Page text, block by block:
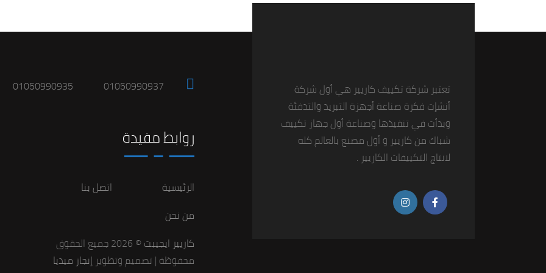
تعتبر شركة تكييف كاريير هي أول شركة
أنشإت فكرة صناعة أجهزة التبريد والتدفئة
وبدأت في تنفيذها وصناعة أول جهاز تكييف
شباك من كاريير و أول مصنع بالعالم كله
لانتاج التكييفات الكاريير .
01050990937
01050990935
روابط مفيدة
اتصل بنا
الرئيسية
من نحن
كاريير ايجيبت
© 2026 جميع الحقوق
محفوظة | تصميم وتطوير إنجاز ميديا